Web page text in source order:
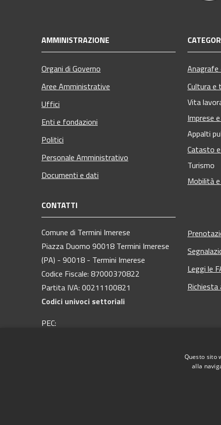
AMMINISTRAZIONE
Organi di Governo
Aree Amministrative
Uffici
Enti e fondazioni
Politici
Personale Amministrativo
Documenti e dati
Cultura e
Vita
Imprese
Appalti
Catasto
Turismo
Mobilità
CONTATTI
Comune di Termini Imerese
Piazza Duomo 90018 Termini Imerese
(PA) - 90018 - Termini Imerese
Codice Fiscale: 87000370822
Partita IVA: 00211100821
Codici univoci settoriali
PEC:
Leggi le
Questo sito
alla